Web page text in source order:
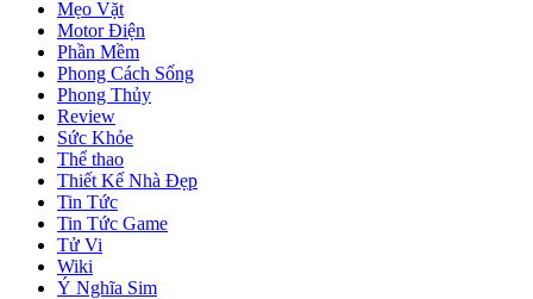
Mẹo Vặt
Motor Điện
Phần Mềm
Phong Cách Sống
Phong Thủy
Review
Sức Khỏe
Thể thao
Thiết Kế Nhà Đẹp
Tin Tức
Tin Tức Game
Tử Vi
Wiki
Ý Nghĩa Sim